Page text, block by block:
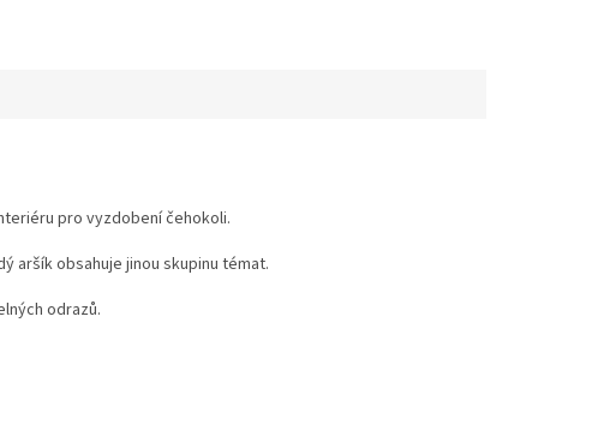
pro vyzdobení čehokoli.
aršík obsahuje jinou skupinu témat.
odrazů.